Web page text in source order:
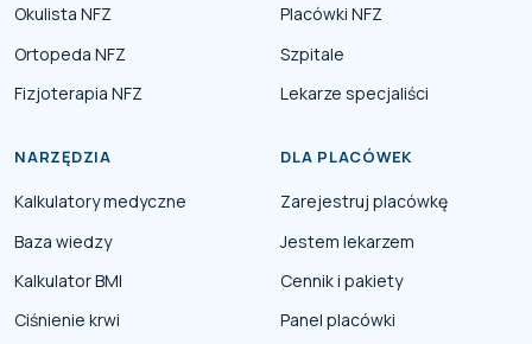
Okulista NFZ
Ortopeda NFZ
Fizjoterapia NFZ
Placówki NFZ
Szpitale
Lekarze specjaliści
NARZĘDZIA
Kalkulatory medyczne
Baza wiedzy
Kalkulator BMI
Ciśnienie krwi
DLA PLACÓWEK
Zarejestruj placówkę
Jestem lekarzem
Cennik i pakiety
Panel placówki